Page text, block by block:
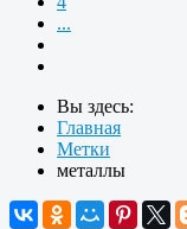
...
Вы здесь:
Главная
Метки
металлы